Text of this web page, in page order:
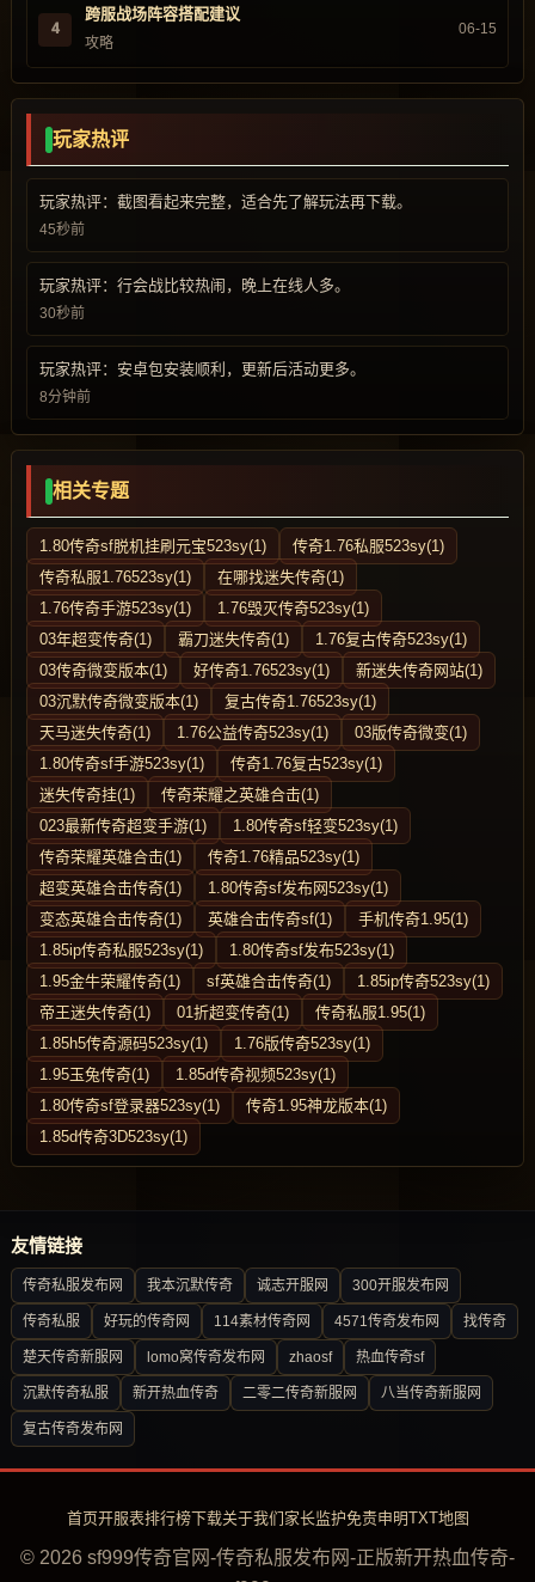
4
跨服战场阵容搭配建议
攻略
06-15
玩家热评
玩家热评：截图看起来完整，适合先了解玩法再下载。
45秒前
玩家热评：行会战比较热闹，晚上在线人多。
30秒前
玩家热评：安卓包安装顺利，更新后活动更多。
8分钟前
相关专题
1.80传奇sf脱机挂刷元宝523sy(1)
传奇1.76私服523sy(1)
传奇私服1.76523sy(1)
在哪找迷失传奇(1)
1.76传奇手游523sy(1)
1.76毁灭传奇523sy(1)
03年超变传奇(1)
霸刀迷失传奇(1)
1.76复古传奇523sy(1)
03传奇微变版本(1)
好传奇1.76523sy(1)
新迷失传奇网站(1)
03沉默传奇微变版本(1)
复古传奇1.76523sy(1)
天马迷失传奇(1)
1.76公益传奇523sy(1)
03版传奇微变(1)
1.80传奇sf手游523sy(1)
传奇1.76复古523sy(1)
迷失传奇挂(1)
传奇荣耀之英雄合击(1)
023最新传奇超变手游(1)
1.80传奇sf轻变523sy(1)
传奇荣耀英雄合击(1)
传奇1.76精品523sy(1)
超变英雄合击传奇(1)
1.80传奇sf发布网523sy(1)
变态英雄合击传奇(1)
英雄合击传奇sf(1)
手机传奇1.95(1)
1.85ip传奇私服523sy(1)
1.80传奇sf发布523sy(1)
1.95金牛荣耀传奇(1)
sf英雄合击传奇(1)
1.85ip传奇523sy(1)
帝王迷失传奇(1)
01折超变传奇(1)
传奇私服1.95(1)
1.85h5传奇源码523sy(1)
1.76版传奇523sy(1)
1.95玉兔传奇(1)
1.85d传奇视频523sy(1)
1.80传奇sf登录器523sy(1)
传奇1.95神龙版本(1)
1.85d传奇3D523sy(1)
友情链接
传奇私服发布网 我本沉默传奇 诚志开服网 300开服发布网
传奇私服 好玩的传奇网 114素材传奇网 4571传奇发布网 找传奇
楚天传奇新服网 lomo窝传奇发布网 zhaosf 热血传奇sf
沉默传奇私服 新开热血传奇 二零二传奇新服网 八当传奇新服网
复古传奇发布网
首页开服表排行榜下载关于我们 家长监护免责申明TXT地图
© 2026 sf999传奇官网-传奇私服发布网-正版新开热血传奇-